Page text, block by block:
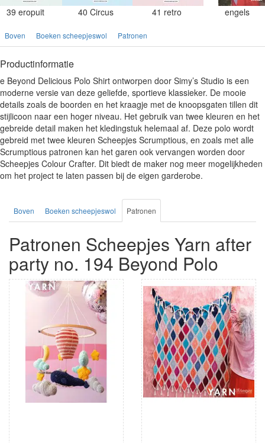
39 eropuit 40 Circus 41 retro engels
Boven Boeken scheepjeswol Patronen
Productinformatie
e Beyond Delicious Polo Shirt ontworpen door Simy’s Studio is een
moderne versie van deze geliefde, sportieve klassieker. De mooie
details zoals de boorden en het kraagje met de knoopsgaten tillen dit
stijlicoon naar een hoger niveau. Het gebruik van twee kleuren en het
gebreide detail maken het kledingstuk helemaal af. Deze polo wordt
gebreid met twee kleuren Scheepjes Scrumptious, en zoals met alle
Scrumptious patronen kan het garen ook vervangen worden door
Scheepjes Colour Crafter. Dit biedt de maker nog meer mogelijkheden
om het project te laten passen bij de eigen garderobe.
Boven Boeken scheepjeswol Patronen
Patronen Scheepjes Yarn after
party no. 194 Beyond Polo